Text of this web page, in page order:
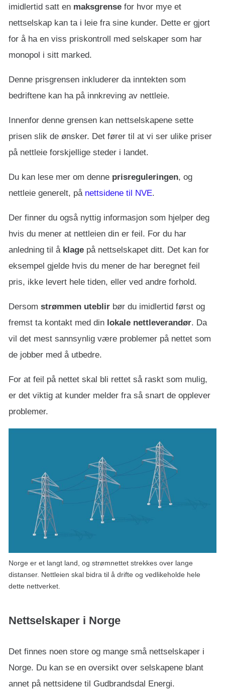
imidlertid satt en maksgrense for hvor mye et
nettselskap kan ta i leie fra sine kunder. Dette er gjort
for å ha en viss priskontroll med selskaper som har
monopol i sitt marked.
Denne prisgrensen inkluderer da inntekten som
bedriftene kan ha på innkreving av nettleie.
Innenfor denne grensen kan nettselskapene sette
prisen slik de ønsker. Det fører til at vi ser ulike priser
på nettleie forskjellige steder i landet.
Du kan lese mer om denne prisreguleringen, og
nettleie generelt, på nettsidene til NVE.
Der finner du også nyttig informasjon som hjelper deg
hvis du mener at nettleien din er feil. For du har
anledning til åklage på nettselskapet ditt. Det kan for
eksempel gjelde hvis du mener de har beregnet feil
pris, ikke levert hele tiden, eller ved andre forhold.
Dersom strømmen uteblir bør du imidlertid først og
fremst ta kontakt med din lokale nettleverandør. Da
vil det mest sannsynlig være problemer på nettet som
de jobber med å utbedre.
For at feil på nettet skal bli rettet så raskt som mulig,
er det viktig at kunder melder fra så snart de opplever
problemer.
Norge er et langt land, og strømnettet strekkes over lange
distanser. Nettleien skal bidra til å drifte og vedlikeholde hele
dette nettverket.
Nettselskaper i Norge
Det finnes noen store og mange små nettselskaper i
Norge. Du kan se en oversikt over selskapene blant
annet på nettsidene til Gudbrandsdal Energi.